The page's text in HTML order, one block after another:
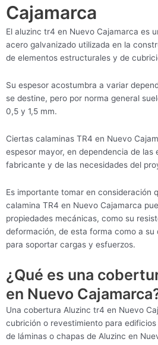
Cajamarca
El aluzinc tr4 en Nuevo Cajamarca es
acero galvanizado utilizada en la
de elementos estructurales y de
Su espesor acostumbra a variar
se destine, pero por norma general
0,5 y 1,5 mm.
Ciertas calaminas TR4 en Nuevo
espesor mayor, en dependencia de las
fabricante y de las necesidades del
Es importante tomar en consideración
calamina TR4 en Nuevo Cajamarca
propiedades mecánicas, como su
deformación, de esta forma como a su
para soportar cargas y esfuerzos.
¿Qué es una
en Nuevo
Una cobertura Aluzinc tr4 en Nuevo
cubrición o revestimiento para
de láminas o chapas de Aluzinc en